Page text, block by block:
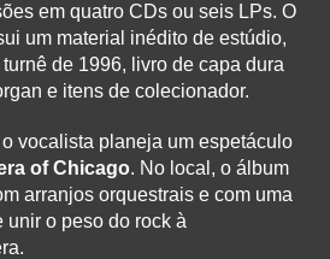
em quatro CDs ou seis LPs. O
um material inédito de estúdio,
de 1996, livro de capa dura
e itens de colecionador.
vocalista planeja um espetáculo
of Chicago. No local, o álbum
arranjos orquestrais e com uma
unir o peso do rock à